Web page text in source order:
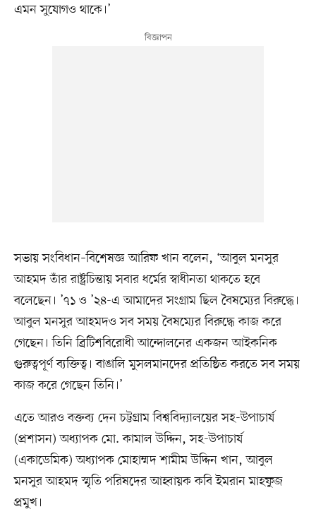
এমন সুযোগও থাকে।’
সভায় সংবিধান–বিশেষজ্ঞ আরিফ খান বলেন, ‘আবুল মনসুর
আহমদ তাঁর রাষ্ট্রচিন্তায় সবার ধর্মের স্বাধীনতা থাকতে হবে
বলেছেন। ’৭১ ও ’২৪-এ আমাদের সংগ্রাম ছিল বৈষম্যের বিরুদ্ধে।
আবুল মনসুর আহমদও সব সময় বৈষম্যের বিরুদ্ধে কাজ করে
গেছেন। তিনি ব্রিটিশবিরোধী আন্দোলনের একজন আইকনিক
গুরুত্বপূর্ণ ব্যক্তিত্ব। বাঙালি মুসলমানদের প্রতিষ্ঠিত করতে সব সময়
কাজ করে গেছেন তিনি।’
এতে আরও বক্তব্য দেন চট্টগ্রাম বিশ্ববিদ্যালয়ের সহ-উপাচার্য
(প্রশাসন) অধ্যাপক মো. কামাল উদ্দিন, সহ-উপাচার্য
(একাডেমিক) অধ্যাপক মোহাম্মদ শামীম উদ্দিন খান, আবুল
মনসুর আহমদ স্মৃতি পরিষদের আহ্বায়ক কবি ইমরান মাহফুজ
প্রমুখ।